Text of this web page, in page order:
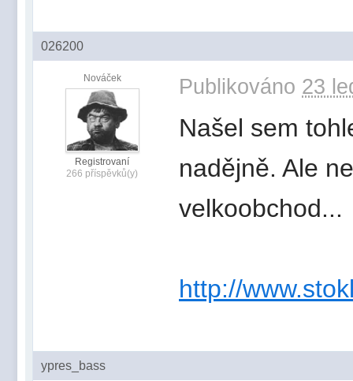
026200
Nováček
Registrovaní
266 příspěvků(y)
Publikováno 23
Našel sem
nadějně. Ale
velkoobchod...
http://
ypres_bass